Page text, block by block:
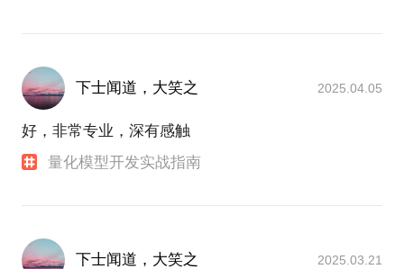
下士闻道，大笑之 2025.04.05
好，非常专业，深有感触
量化模型开发实战指南
下士闻道，大笑之 2025.03.21